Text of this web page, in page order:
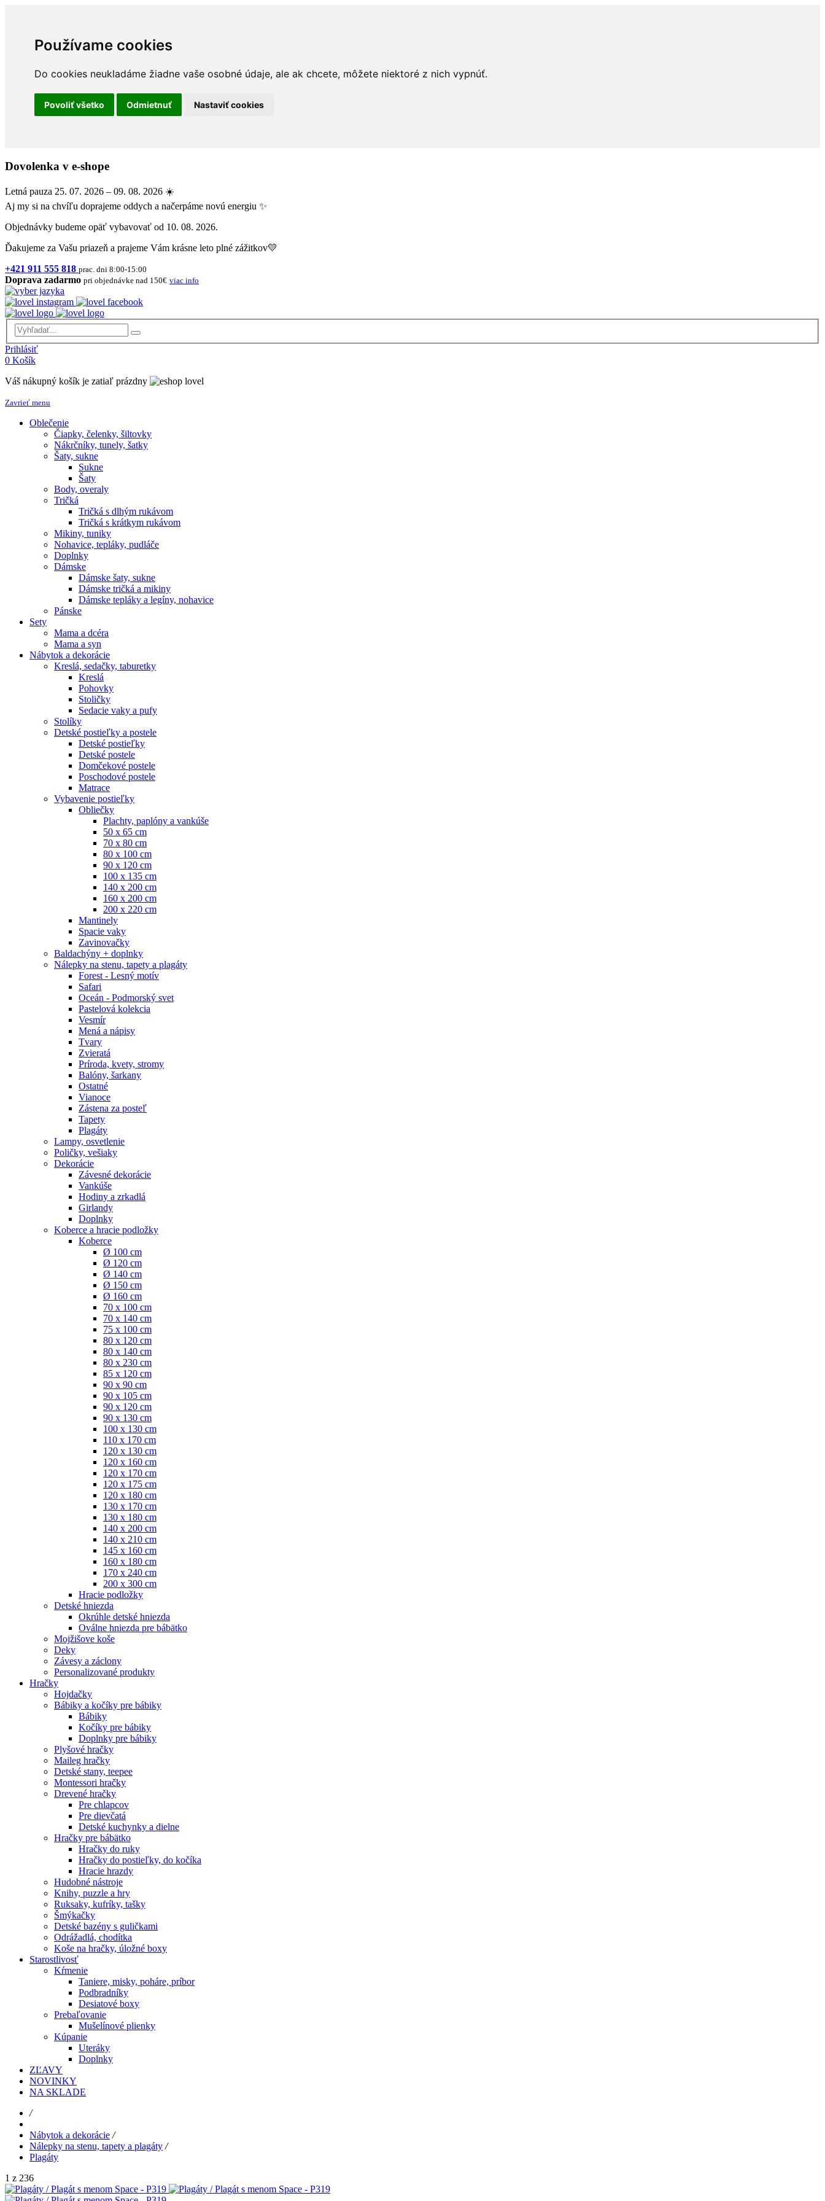
Používame cookies
Do cookies neukladáme žiadne vaše osobné údaje, ale ak chcete, môžete niektoré z nich vypnúť.
Povoliť všetko Odmietnuť Nastaviť cookies
Dovolenka v e-shope
Letná pauza 25. 07. 2026 – 09. 08. 2026 ☀️
Aj my si na chvíľu doprajeme oddych a načerpáme novú energiu ✨
Objednávky budeme opäť vybavovať od 10. 08. 2026.
Ďakujeme za Vašu priazeň a prajeme Vám krásne leto plné zážitkov💛
+421 911 555 818 prac. dni 8:00-15:00
Doprava zadarmo pri objednávke nad 150€ viac info
Prihlásiť
0 Košík
Váš nákupný košík je zatiaľ prázdny
Zavrieť menu
Oblečenie
Čiapky, čelenky, šiltovky
Nákrčníky, tunely, šatky
Šaty, sukne
Sukne
Šaty
Body, overaly
Tričká
Tričká s dlhým rukávom
Tričká s krátkym rukávom
Mikiny, tuniky
Nohavice, tepláky, pudláče
Doplnky
Dámske
Dámske šaty, sukne
Dámske tričká a mikiny
Dámske tepláky a legíny, nohavice
Pánske
Sety
Mama a dcéra
Mama a syn
Nábytok a dekorácie
Kreslá, sedačky, taburetky
Kreslá
Pohovky
Stoličky
Sedacie vaky a pufy
Stolíky
Detské postieľky a postele
Detské postieľky
Detské postele
Domčekové postele
Poschodové postele
Matrace
Vybavenie postieľky
Obliečky
Plachty, paplóny a vankúše
50 x 65 cm
70 x 80 cm
80 x 100 cm
90 x 120 cm
100 x 135 cm
140 x 200 cm
160 x 200 cm
200 x 220 cm
Mantinely
Spacie vaky
Zavinovačky
Baldachýny + doplnky
Nálepky na stenu, tapety a plagáty
Forest - Lesný motív
Safari
Oceán - Podmorský svet
Pastelová kolekcia
Vesmír
Mená a nápisy
Tvary
Zvieratá
Príroda, kvety, stromy
Balóny, šarkany
Ostatné
Vianoce
Zástena za posteľ
Tapety
Plagáty
Lampy, osvetlenie
Poličky, vešiaky
Dekorácie
Závesné dekorácie
Vankúše
Hodiny a zrkadlá
Girlandy
Doplnky
Koberce a hracie podložky
Koberce
Ø 100 cm
Ø 120 cm
Ø 140 cm
Ø 150 cm
Ø 160 cm
70 x 100 cm
70 x 140 cm
75 x 100 cm
80 x 120 cm
80 x 140 cm
80 x 230 cm
85 x 120 cm
90 x 90 cm
90 x 105 cm
90 x 120 cm
90 x 130 cm
100 x 130 cm
110 x 170 cm
120 x 130 cm
120 x 160 cm
120 x 170 cm
120 x 175 cm
120 x 180 cm
130 x 170 cm
130 x 180 cm
140 x 200 cm
140 x 210 cm
145 x 160 cm
160 x 180 cm
170 x 240 cm
200 x 300 cm
Hracie podložky
Detské hniezda
Okrúhle detské hniezda
Oválne hniezda pre bábätko
Mojžišove koše
Deky
Závesy a záclony
Personalizované produkty
Hračky
Hojdačky
Bábiky a kočíky pre bábiky
Bábiky
Kočíky pre bábiky
Doplnky pre bábiky
Plyšové hračky
Maileg hračky
Detské stany, teepee
Montessori hračky
Drevené hračky
Pre chlapcov
Pre dievčatá
Detské kuchynky a dielne
Hračky pre bábätko
Hračky do ruky
Hračky do postieľky, do kočíka
Hracie hrazdy
Hudobné nástroje
Knihy, puzzle a hry
Ruksaky, kufríky, tašky
Šmýkačky
Detské bazény s guličkami
Odrážadlá, chodítka
Koše na hračky, úložné boxy
Starostlivosť
Kŕmenie
Taniere, misky, poháre, príbor
Podbradníky
Desiatové boxy
Prebaľovanie
Mušelínové plienky
Kúpanie
Uteráky
Doplnky
ZĽAVY
NOVINKY
NA SKLADE
/
Nábytok a dekorácie /
Nálepky na stenu, tapety a plagáty /
Plagáty
1 z 236